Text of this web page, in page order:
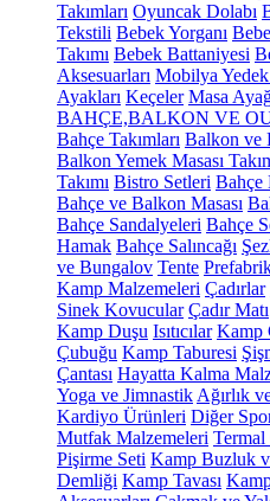
Takımları Oyuncak Dolabı
Tekstili Bebek Yorganı
Takımı Bebek Battaniyesi
Aksesuarları Mobilya Yedek
Ayakları Keçeler Masa
BAHÇE,BALKON VE
Bahçe Takımları Balkon ve
Balkon Yemek Masası
Takımı Bistro Setleri Bahçe
Bahçe ve Balkon Masası
Bahçe Sandalyeleri Bahçe
Hamak Bahçe Salıncağı
ve Bungalov Tente
Kamp Malzemeleri Çadırlar
Sinek Kovucular Çadır Matı
Kamp Duşu Isıtıcılar Kamp
Çubuğu Kamp Taburesi
Çantası Hayatta Kalma
Yoga ve Jimnastik Ağırlık
Kardiyo Ürünleri Diğer
Mutfak Malzemeleri Termal
Pişirme Seti Kamp Buzluk
Demliği Kamp Tavası